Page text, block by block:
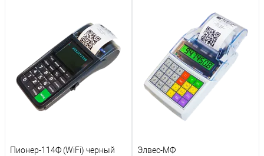
Пионер-114Ф (WiFi) черный Элвес-МФ